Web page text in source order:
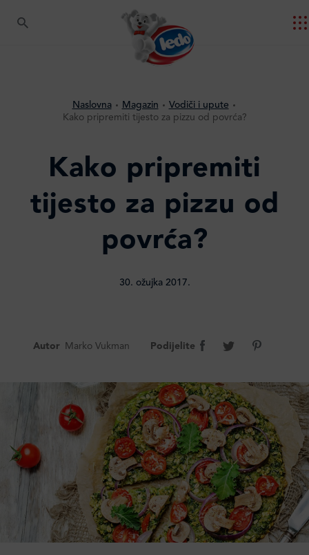
Naslovna Magazin
Vodiči i upute
Kako pripremiti tijesto za pizzu od povrća?
Kako pripremiti
tijesto za pizzu od
povrća?
30. ožujka 2017.
Autor Marko Vukman Podijelite